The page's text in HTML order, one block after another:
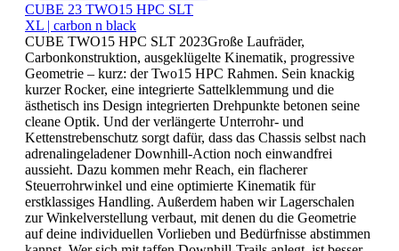
CUBE 23 TWO15 HPC SLT
XL | carbon n black
CUBE TWO15 HPC SLT 2023Große Laufräder,
Carbonkonstruktion, ausgeklügelte Kinematik, progressive
Geometrie – kurz: der Two15 HPC Rahmen. Sein knackig
kurzer Rocker, eine integrierte Sattelklemmung und die
ästhetisch ins Design integrierten Drehpunkte betonen seine
cleane Optik. Und der verlängerte Unterrohr- und
Kettenstrebenschutz sorgt dafür, dass das Chassis selbst nach
adrenalingeladener Downhill-Action noch einwandfrei
aussieht. Dazu kommen mehr Reach, ein flacherer
Steuerrohrwinkel und eine optimierte Kinematik für
erstklassiges Handling. Außerdem haben wir Lagerschalen
zur Winkelverstellung verbaut, mit denen du die Geometrie
auf deine individuellen Vorlieben und Bedürfnisse abstimmen